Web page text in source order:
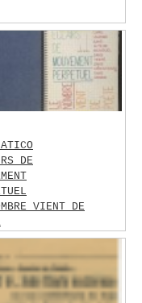
DE
VIENT DE